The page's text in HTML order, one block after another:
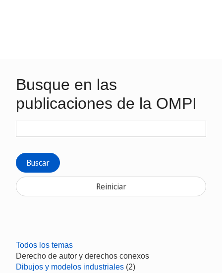
Busque en las
publicaciones de la OMPI
Buscar
Reiniciar
Todos los temas
Derecho de autor y derechos conexos
Dibujos y modelos industriales (2)